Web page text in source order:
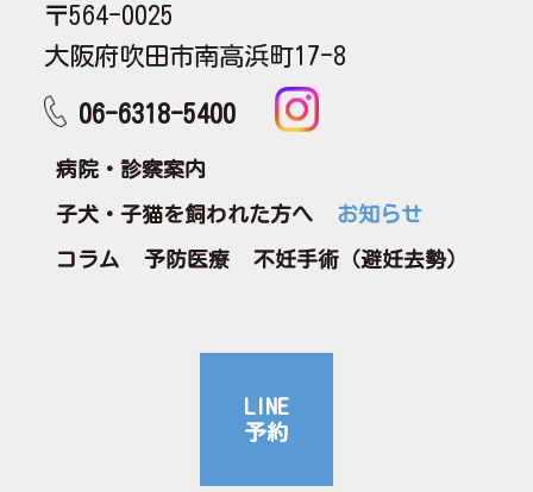
〒564-0025
大阪府吹田市南高浜町17-8
06-6318-5400
病院・診察案内
子犬・子猫を飼われた方へ お知らせ
コラム 予防医療 不妊手術（避妊去勢）
LINE
予約